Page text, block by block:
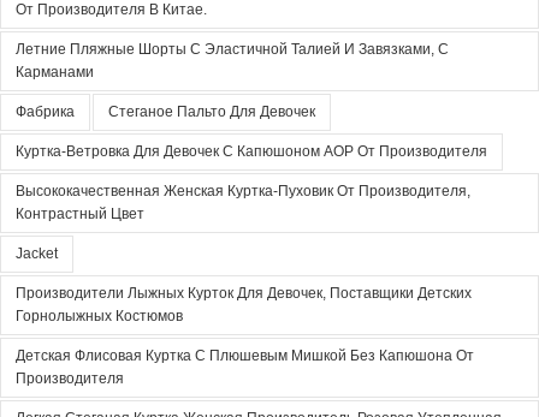
От Производителя В Китае.
Летние Пляжные Шорты С Эластичной Талией И Завязками, С
Карманами
Фабрика Стеганое Пальто Для Девочек
Куртка-Ветровка Для Девочек С Капюшоном AOP От Производителя
Высококачественная Женская Куртка-Пуховик От Производителя,
Контрастный Цвет
Jacket
Производители Лыжных Курток Для Девочек, Поставщики Детских
Горнолыжных Костюмов
Детская Флисовая Куртка С Плюшевым Мишкой Без Капюшона От
Производителя